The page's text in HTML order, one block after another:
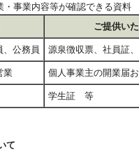
・事業内容等が確認できる資料
ご提供い
、公務員 源泉徴収票、社員証
業 個人事業主の開業届
学生証 等
て